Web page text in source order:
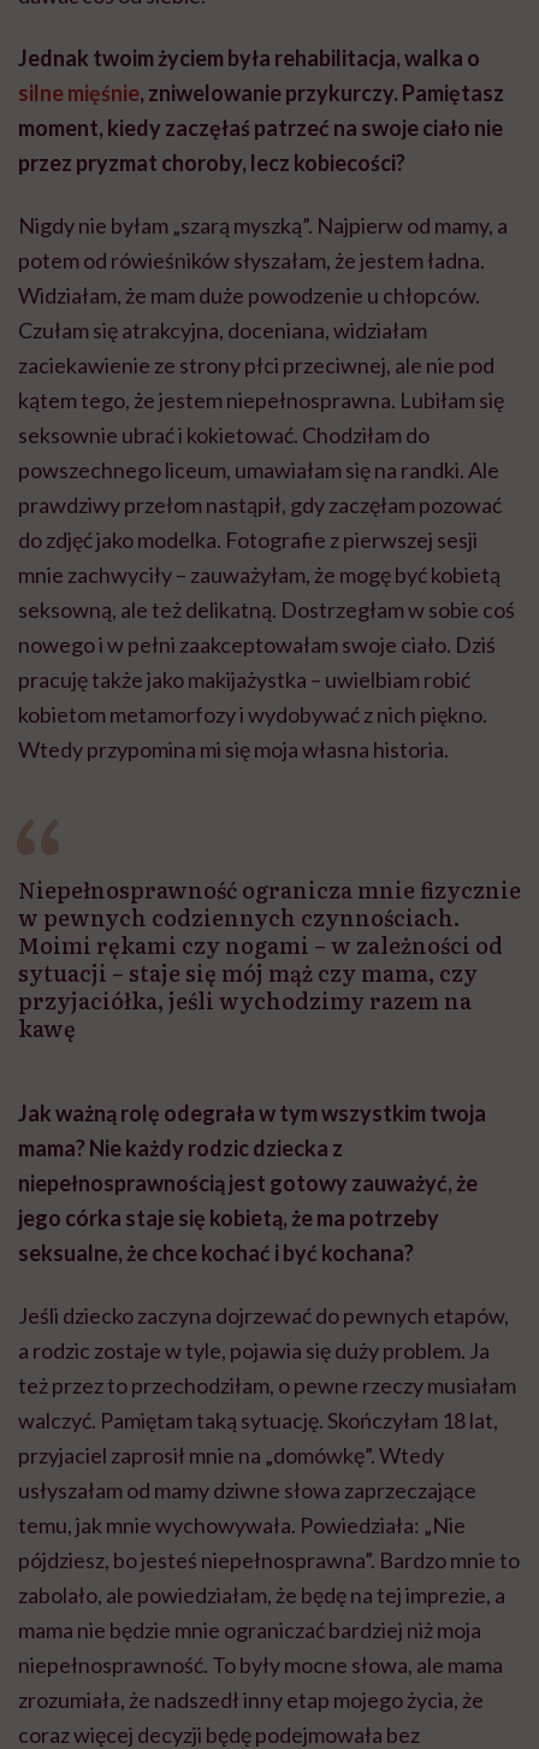
Jednak twoim życiem była rehabilitacja, walka o
silne mięśnie, zniwelowanie przykurczy. Pamiętasz
moment, kiedy zaczęłaś patrzeć na swoje ciało nie
przez pryzmat choroby, lecz kobiecości?
Nigdy nie byłam „szarą myszką”. Najpierw od mamy, a
potem od rówieśników słyszałam, że jestem ładna.
Widziałam, że mam duże powodzenie u chłopców.
Czułam się atrakcyjna, doceniana, widziałam
zaciekawienie ze strony płci przeciwnej, ale nie pod
kątem tego, że jestem niepełnosprawna. Lubiłam się
seksownie ubrać i kokietować. Chodziłam do
powszechnego liceum, umawiałam się na randki.Ale
prawdziwy przełom nastąpił, gdy zaczęłam pozować
do zdjęć jako modelka. Fotografie z pierwszej sesji
mnie zachwyciły – zauważyłam, że mogę być kobietą
seksowną, ale też delikatną. Dostrzegłam w sobie coś
nowego i w pełni zaakceptowałam swoje ciało. Dziś
pracuję także jako makijażystka – uwielbiam robić
kobietom metamorfozy i wydobywać z nich piękno.
Wtedy przypomina mi się moja własna historia.
Niepełnosprawność ogranicza mnie fizycznie
w pewnych codziennych czynnościach.
Moimi rękami czy nogami – w zależności od
sytuacji – staje się mój mąż czy mama, czy
przyjaciółka, jeśli wychodzimy razem na
kawę
Jak ważną rolę odegrała w tym wszystkim twoja
mama? Nie każdy rodzic dziecka z
niepełnosprawnością jest gotowy zauważyć, że
jego córka staje się kobietą, że ma potrzeby
seksualne, że chce kochać i być kochana?
Jeśli dziecko zaczyna dojrzewać do pewnych etapów,
a rodzic zostaje w tyle, pojawia się duży problem. Ja
też przez to przechodziłam, o pewne rzeczy musiałam
walczyć. Pamiętam taką sytuację. Skończyłam 18 lat,
przyjaciel zaprosił mnie na „domówkę”. Wtedy
usłyszałam od mamy dziwne słowa zaprzeczające
temu, jak mnie wychowywała. Powiedziała: „Nie
pójdziesz, bo jesteś niepełnosprawna”. Bardzo mnie to
zabolało, ale powiedziałam, że będę na tej imprezie, a
mama nie będzie mnie ograniczać bardziej niż moja
niepełnosprawność. To były mocne słowa, ale mama
zrozumiała, że nadszedł inny etap mojego życia, że
coraz więcej decyzji będę podejmowała bez